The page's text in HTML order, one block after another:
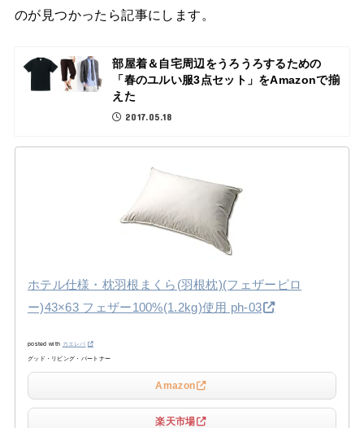
のが見つかったら記事にします。
部屋着＆自宅周辺をうろうろするための
「春のユルい服3点セット」をAmazonで揃
えた
2017.05.18
ホテル仕様・枕羽根まくら(羽根枕)(フェザーピロ
ー)43×63 フェザー100%(1.2kg)使用 ph-03
posted with カエレバ
グッド・リビング・パートナー
Amazon
楽天市場